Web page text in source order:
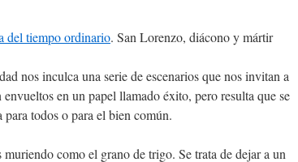
del tiempo ordinario. San Lorenzo, diácono y mártir
nos inculca una serie de escenarios que nos invitan a
envueltos en un papel llamado éxito, pero resulta que se
todos o para el bien común.
como el grano de trigo. Se trata de dejar a un